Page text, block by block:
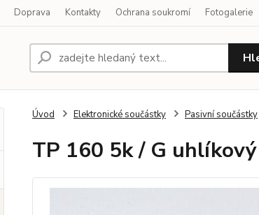
Doprava Kontakty Ochrana soukromí Fotogalerie
Úvod Elektronické součástky Pasivní součástky
TP 160 5k / G